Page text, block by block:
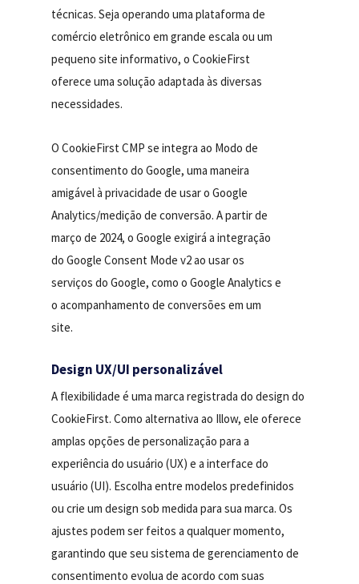
técnicas. Seja operando uma plataforma de
comércio eletrônico em grande escala ou um
pequeno site informativo, o CookieFirst
oferece uma solução adaptada às diversas
necessidades.
O CookieFirst CMP se integra ao Modo de
consentimento do Google, uma maneira
amigável à privacidade de usar o Google
Analytics/medição de conversão. A partir de
março de 2024, o Google exigirá a integração
do Google Consent Mode v2 ao usar os
serviços do Google, como o Google Analytics e
o acompanhamento de conversões em um
site.
Design UX/UI personalizável
A flexibilidade é uma marca registrada do design do
CookieFirst. Como alternativa ao Illow, ele oferece
amplas opções de personalização para a
experiência do usuário (UX) e a interface do
usuário (UI). Escolha entre modelos predefinidos
ou crie um design sob medida para sua marca. Os
ajustes podem ser feitos a qualquer momento,
garantindo que seu sistema de gerenciamento de
consentimento evolua de acordo com suas